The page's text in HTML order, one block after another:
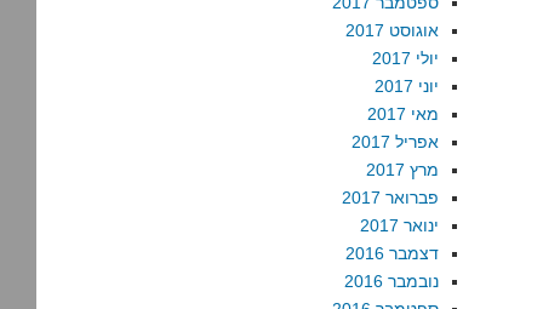
אוגוסט 2017
יולי 2017
יוני 2017
מאי 2017
אפריל 2017
מרץ 2017
פברואר 2017
ינואר 2017
דצמבר 2016
נובמבר 2016